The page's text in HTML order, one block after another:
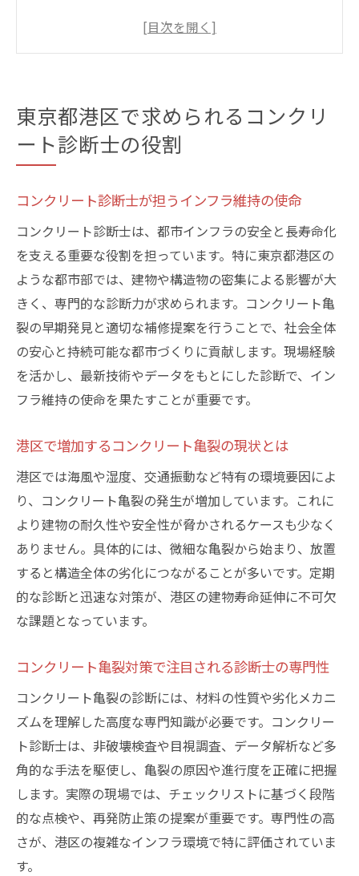
港区で増加するコンクリート亀裂の現状と
の専門性
電柱点検とコンクリート亀裂管理の重要性
際
コンクリート診断士が港区に必要な理由を
解説
コンクリート亀裂発見に必要な診断技術とは
非破壊検査で進化するコンクリート亀裂の
診断方法
目視検査と最新機器でのコンクリート亀裂
発見術
電柱メーカーでも活躍する診断技術のポイ
コンクリート亀裂進行を見抜く実務的なコ
ツ
コンクリート診断士が使う主な診断機器を
紹介
現場で役立つコンクリート亀裂診断の実例
資格取得を目指すなら知っておきたいポイント
コンクリート診断士資格の難易度と合格率
コンクリート亀裂知識が資格取得に役立つ
理由
電柱点検資格と併せて目指す資格取得戦略
コンクリート診断士に必要な勉強時間の目
安
コンクリート技士との違いと選び方を解説
資格取得で押さえておきたい最新トレンド
実務経験を活かすコンクリート診断士の魅力
東京都港区で求められるコンクリ
ート診断士の役割
コンクリート診断士が担うインフラ維持の使命
コンクリート診断士は、都市インフラの安全と長寿命化
を支える重要な役割を担っています。特に東京都港区の
ような都市部では、建物や構造物の密集による影響が大
きく、専門的な診断力が求められます。コンクリート亀
裂の早期発見と適切な補修提案を行うことで、社会全体
の安心と持続可能な都市づくりに貢献します。現場経験
を活かし、最新技術やデータをもとにした診断で、イン
フラ維持の使命を果たすことが重要です。
港区で増加するコンクリート亀裂の現状とは
港区では海風や湿度、交通振動など特有の環境要因によ
り、コンクリート亀裂の発生が増加しています。これに
より建物の耐久性や安全性が脅かされるケースも少なく
ありません。具体的には、微細な亀裂から始まり、放置
すると構造全体の劣化につながることが多いです。定期
的な診断と迅速な対策が、港区の建物寿命延伸に不可欠
な課題となっています。
コンクリート亀裂対策で注目される診断士の専門性
コンクリート亀裂の診断には、材料の性質や劣化メカニ
ズムを理解した高度な専門知識が必要です。コンクリー
ト診断士は、非破壊検査や目視調査、データ解析など多
角的な手法を駆使し、亀裂の原因や進行度を正確に把握
します。実際の現場では、チェックリストに基づく段階
的な点検や、再発防止策の提案が重要です。専門性の高
さが、港区の複雑なインフラ環境で特に評価されていま
す。